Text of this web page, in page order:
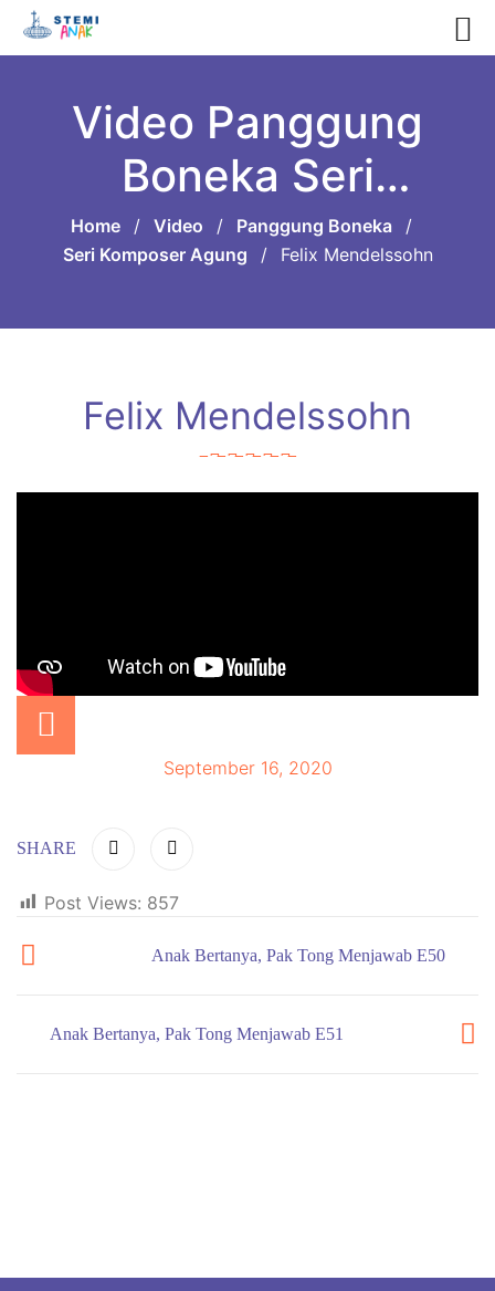
Video Panggung
Boneka Seri
Komposer Agung
Home / Video / Panggung Boneka
/
Seri Komposer Agung
/ Felix Mendelssohn
Felix Mendelssohn
September 16, 2020
SHARE
Post Views: 857
Anak Bertanya, Pak Tong Menjawab E51
Anak Bertanya, Pak Tong Menjawab E50